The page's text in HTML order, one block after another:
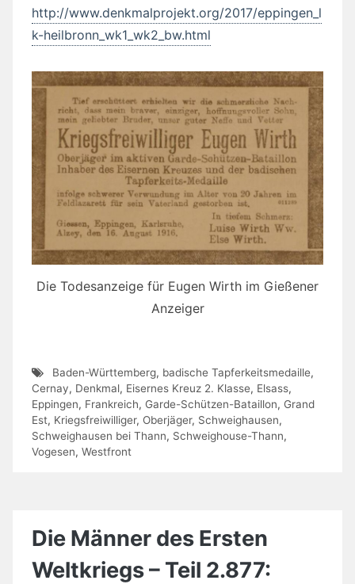
http://www.denkmalprojekt.org/2017/eppingen_l
k-heilbronn_wk1_wk2_bw.html
Die Todesanzeige für Eugen Wirth im Gießener
Anzeiger
Baden-Württemberg, badische Tapferkeitsmedaille,
Cernay, Denkmal, Eisernes Kreuz 2. Klasse, Elsass,
Eppingen, Frankreich, Garde-Schützen-Bataillon, Grand
Est, Kriegsfreiwilliger, Oberjäger, Schweighausen,
Schweighausen bei Thann, Schweighouse-Thann,
Vogesen, Westfront
Die Männer des Ersten
Weltkriegs – Teil 2.877: